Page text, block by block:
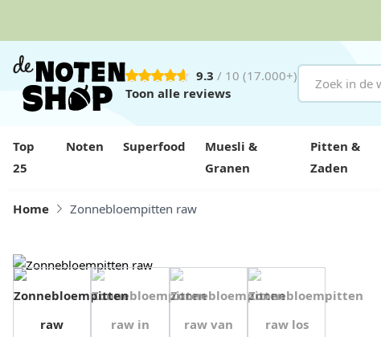
Ga naar de inhoud
9.3 / 10 (17.000+)
Toon alle reviews
Top
25
Noten Superfood
Muesli &
Granen
Pitten &
Zaden
Home Zonnebloempitten raw
View image 1 View image 2 View image 3